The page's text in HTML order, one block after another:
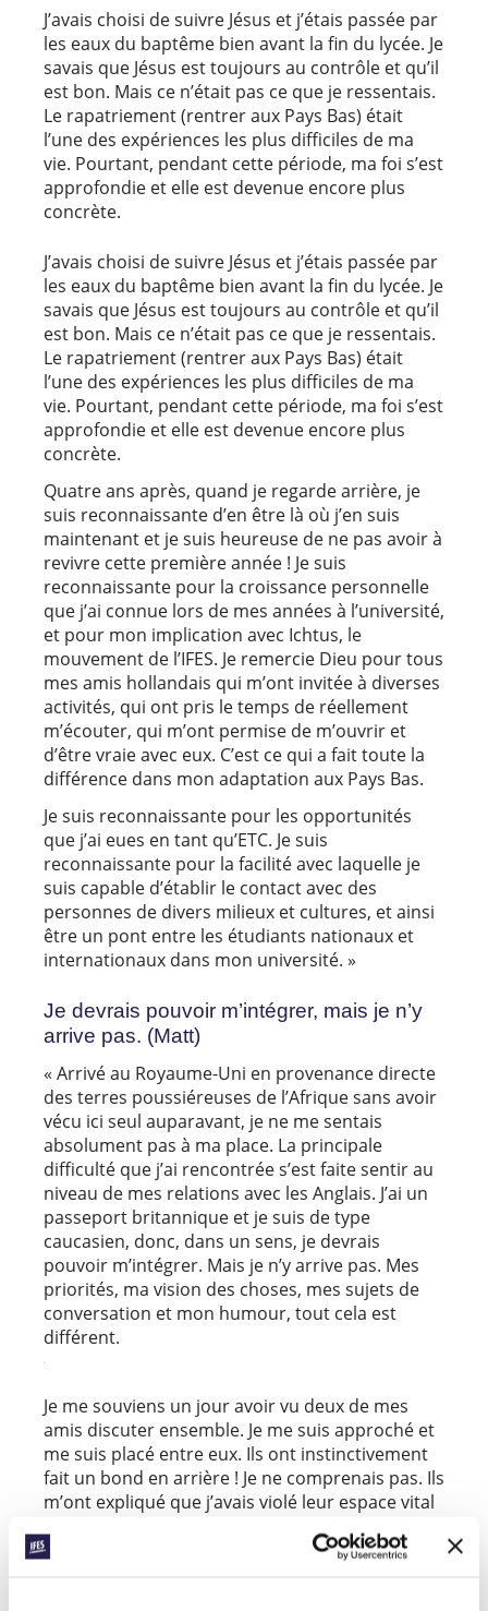
J’avais choisi de suivre Jésus et j’étais passée par
les eaux du baptême bien avant la fin du lycée. Je
savais que Jésus est toujours au contrôle et qu’il
est bon. Mais ce n’était pas ce que je ressentais.
Le rapatriement (rentrer aux Pays Bas) était
l’une des expériences les plus difficiles de ma
vie. Pourtant, pendant cette période, ma foi s’est
approfondie et elle est devenue encore plus
concrète.
J’avais choisi de suivre Jésus et j’étais passée par
les eaux du baptême bien avant la fin du lycée. Je
savais que Jésus est toujours au contrôle et qu’il
est bon. Mais ce n’était pas ce que je ressentais.
Le rapatriement (rentrer aux Pays Bas) était
l’une des expériences les plus difficiles de ma
vie. Pourtant, pendant cette période, ma foi s’est
approfondie et elle est devenue encore plus
concrète.
Quatre ans après, quand je regarde arrière, je
suis reconnaissante d’en être là où j’en suis
maintenant et je suis heureuse de ne pas avoir à
revivre cette première année ! Je suis
reconnaissante pour la croissance personnelle
que j’ai connue lors de mes années à l’université,
et pour mon implication avec Ichtus, le
mouvement de l’IFES. Je remercie Dieu pour tous
mes amis hollandais qui m’ont invitée à diverses
activités, qui ont pris le temps de réellement
m’écouter, qui m’ont permise de m’ouvrir et
d’être vraie avec eux. C’est ce qui a fait toute la
différence dans mon adaptation aux Pays Bas.
Je suis reconnaissante pour les opportunités
que j’ai eues en tant qu’ETC. Je suis
reconnaissante pour la facilité avec laquelle je
suis capable d’établir le contact avec des
personnes de divers milieux et cultures, et ainsi
être un pont entre les étudiants nationaux et
internationaux dans mon université. »
Je devrais pouvoir m’intégrer, mais je n’y
arrive pas. (Matt)
« Arrivé au Royaume-Uni en provenance directe
des terres poussiéreuses de l’Afrique sans avoir
vécu ici seul auparavant, je ne me sentais
absolument pas à ma place. La principale
difficulté que j’ai rencontrée s’est faite sentir au
niveau de mes relations avec les Anglais. J’ai un
passeport britannique et je suis de type
caucasien, donc, dans un sens, je devrais
pouvoir m’intégrer. Mais je n’y arrive pas. Mes
priorités, ma vision des choses, mes sujets de
conversation et mon humour, tout cela est
différent.
Je me souviens un jour avoir vu deux de mes
amis discuter ensemble. Je me suis approché et
me suis placé entre eux. Ils ont instinctivement
fait un bond en arrière ! Je ne comprenais pas. Ils
m’ont expliqué que j’avais violé leur espace vital
choc !